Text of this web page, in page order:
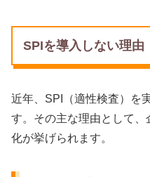
SPIを導入しない理由
近年、SPI（適性検査）を
す。その主な理由として
化が挙げられます。